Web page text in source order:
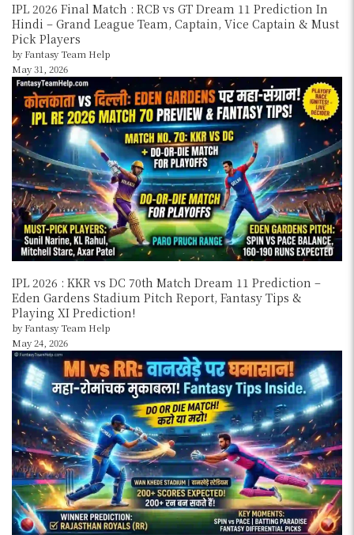
IPL 2026 Final Match : RCB vs GT Dream 11 Prediction In
Hindi – Grand League Team, Captain, Vice Captain & Must
Pick Players
by Fantasy Team Help
May 31, 2026
IPL 2026 : KKR vs DC 70th Match Dream 11 Prediction –
Eden Gardens Stadium Pitch Report, Fantasy Tips &
Playing XI Prediction!
by Fantasy Team Help
May 24, 2026